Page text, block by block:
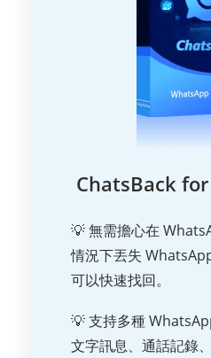
ChatsBack
💡 無需擔心在
情況下丟失
可以快速找回。
💡 支持多種
文字訊息、通話記錄、